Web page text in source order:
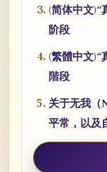
(简体中文)“
阶段
(繁體中文)“
階段
关于无我（
平常，以及